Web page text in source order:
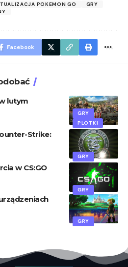
POKEMON GO
GRY
Facebook
GRY
PLOTKI
lutym
GRY
Strike:
GRY
w CS:GO
GRY